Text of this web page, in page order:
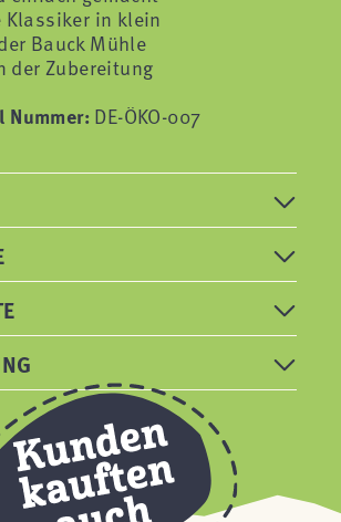
Klassiker in klein
Bauck Mühle
der Zubereitung
Nummer:DE-ÖKO-007